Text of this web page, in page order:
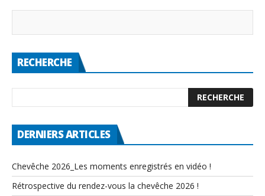
RECHERCHE
DERNIERS ARTICLES
Chevêche 2026_Les moments enregistrés en vidéo !
Rétrospective du rendez-vous la chevêche 2026 !